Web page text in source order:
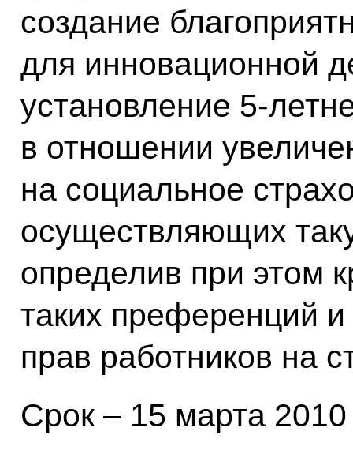
создание
для инновационной
установление 5-
в отношении
на социальное
осуществляющих
определив при этом
таких преференций и
прав работников на
Срок – 15 марта 2010